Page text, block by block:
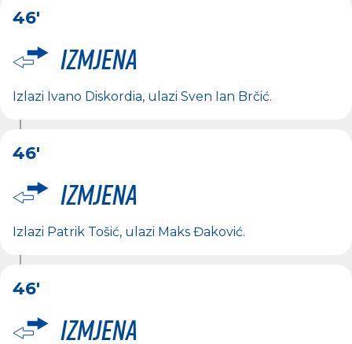
46'
Izmjena
Izlazi Ivano Diskordia, ulazi Sven Ian Brčić.
46'
Izmjena
Izlazi Patrik Tošić, ulazi Maks Đaković.
46'
Izmjena